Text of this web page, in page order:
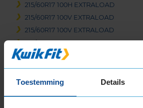
Toestemming Details
215/60R17 100H EXTRALOAD
215/60R17 100V EXTRALOAD
215/60R17 100V EXTRALOAD
215/65R17 103V EXTRALOAD
215/65R17 99V
215/65R17 99V EXTRALOAD
225/45R17 94W EXTRALOAD
225/45R17 94W EXTRALOAD RUNFLAT